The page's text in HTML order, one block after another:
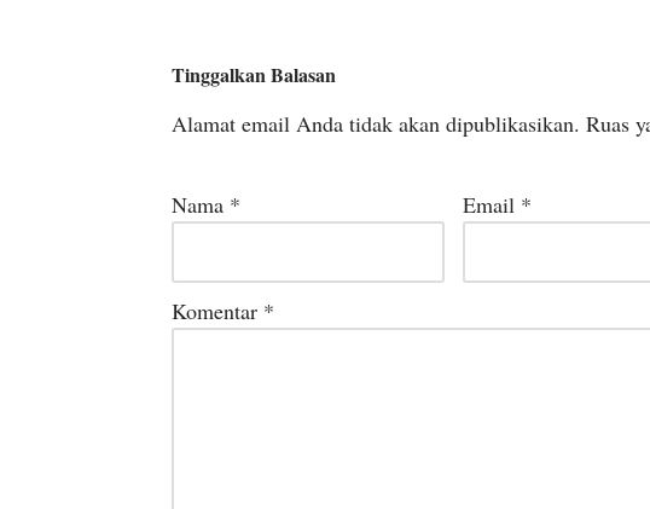
Tinggalkan Balasan
Alamat email Anda tidak akan dipublikasikan. Ruas
Nama * Email *
Komentar *